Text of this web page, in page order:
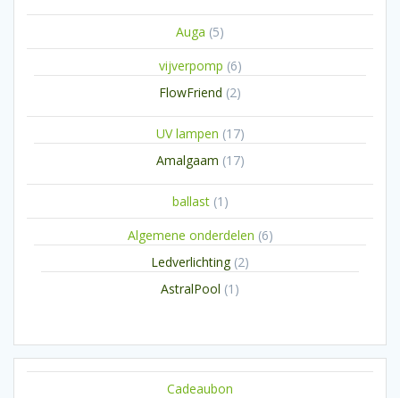
Auga 55
producten
vijverpomp 66
FlowFriend 22
UV lampen 1717
Amalgaam 1717
ballast 1 1
product
Algemene onderdelen 66
Ledverlichting 22
AstralPool 1 1
Cadeaubon